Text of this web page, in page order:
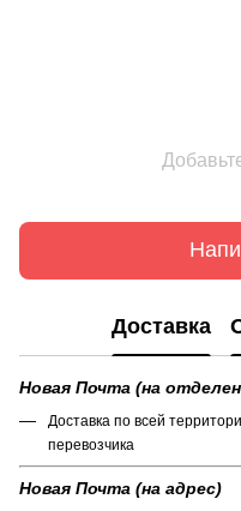
Доставка
Новая Почта (на
Доставка по всей
перевозчика
Новая Почта (на адрес)